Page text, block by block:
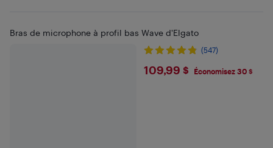
Bras de microphone à profil bas Wave d'Elgato
(547)
$109.99
109,99 $ Économisez 30 $